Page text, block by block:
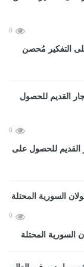
0
على التفكير مُحصن
0
القديم للحصول على
0
المحتلة